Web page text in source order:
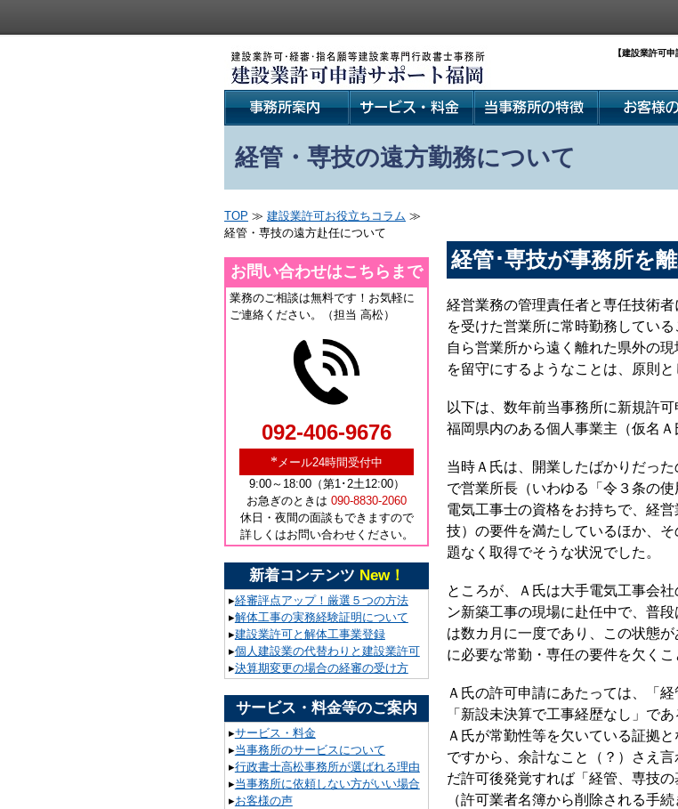
【建設業許可
経管・専技の遠方勤務について
経管･専技が事務所を
経営業務の管理責任者と専任技術
を受けた営業所に常時勤務してい
自ら営業所から遠く離れた県外の
を留守にするようなことは、原則と
以下は、数年前当事務所に新規許
福岡県内のある個人事業主（仮名Ａ
当時Ａ氏は、開業したばかりだっ
で営業所長（いわゆる「令３条の
電気工事士の資格をお持ちで、経
技）の要件を満たしているほか、
題なく取得でそうな状況でした。
ところが、Ａ氏は大手電気工事会
ン新築工事の現場に赴任中で、普
は数カ月に一度であり、この状態
に必要な常勤・専任の要件を欠くこ
Ａ氏の許可申請にあたっては、「
「新設未決算で工事経歴なし」で
Ａ氏が常勤性等を欠いている証拠と
ですから、余計なこと（？）さえ
だ許可後発覚すれば「経管、専技
（許可業者名簿から削除される手
TOP ≫ 建設業許可お役立ちコラム ≫
経管・専技の遠方赴任について
お問い合わせはこちらまで
業務のご相談は無料です！お気軽に
ご連絡ください。（担当 高松）
092-406-9676
* メール24時間受付中
9:00～18:00（第1･2土12:00）
お急ぎのときは 090-8830-2060
休日・夜間の面談もできますので
詳しくはお問い合わせください。
新着コンテンツ New！
▸経審評点アップ！厳選５つの方法
▸解体工事の実務経験証明について
▸建設業許可と解体工事業登録
▸個人建設業の代替わりと建設業許可
▸決算期変更の場合の経審の受け方
サービス・料金等のご案内
▸サービス・料金
▸当事務所のサービスについて
▸行政書士高松事務所が選ばれる理由
▸当事務所に依頼しない方がいい場合
▸お客様の声